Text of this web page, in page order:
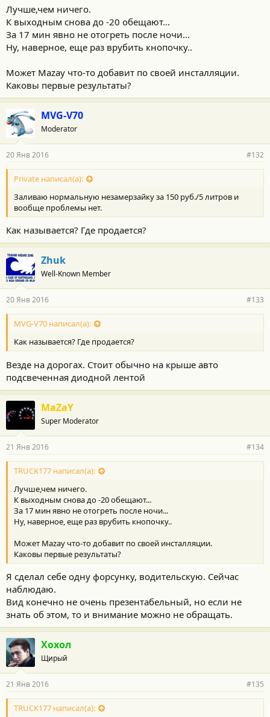
выключается автоматом через 17 минут после включения. За
бортом было -5-6.
Лучше,чем ничего.
К выходным снова до -20 обещают...
За 17 мин явно не отогреть после ночи...
Ну, наверное, еще раз врубить кнопочку..
Может Mazay что-то добавит по своей инсталляции.
Каковы первые результаты?
MVG-V70
Moderator
20 Янв 2016 #132
Private написал(а):
Заливаю нормальную незамерзайку за 150 руб./5 литров и
вообще проблемы нет.
Как называется? Где продается?
Zhuk
Well-Known Member
20 Янв 2016 #133
MVG-V70 написал(а):
Как называется? Где продается?
Везде на дорогах. Стоит обычно на крыше авто
подсвеченная диодной лентой
MaZaY
Super Moderator
21 Янв 2016 #134
TRUCK177 написал(а):
Лучше,чем ничего.
К выходным снова до -20 обещают...
За 17 мин явно не отогреть после ночи...
Ну, наверное, еще раз врубить кнопочку..
Может Mazay что-то добавит по своей инсталляции.
Каковы первые результаты?
Я сделал себе одну форсунку, водительскую. Сейчас
наблюдаю.
Вид конечно не очень презентабельный, но если не
знать об этом, то и внимание можно не обращать.
Хохол
Щирый
21 Янв 2016 #135
TRUCK177 написал(а):